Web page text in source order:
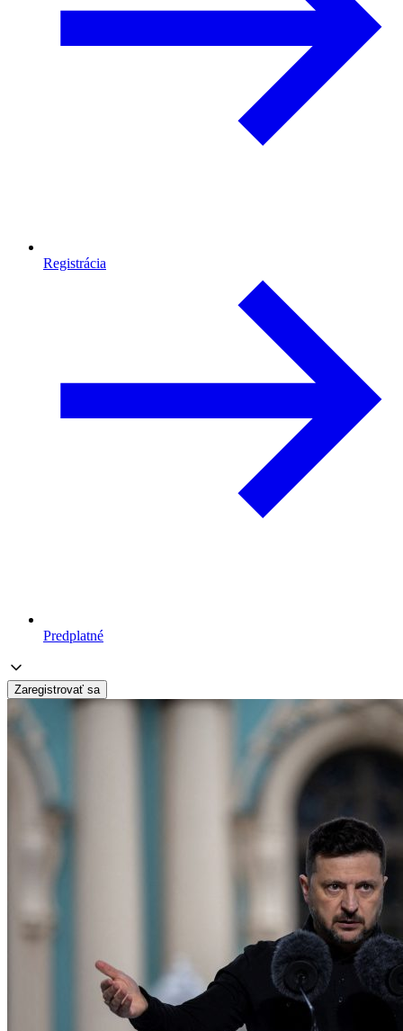
Registrácia
Predplatné
Zaregistrovať sa